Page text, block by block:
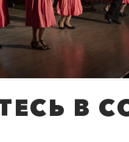
В